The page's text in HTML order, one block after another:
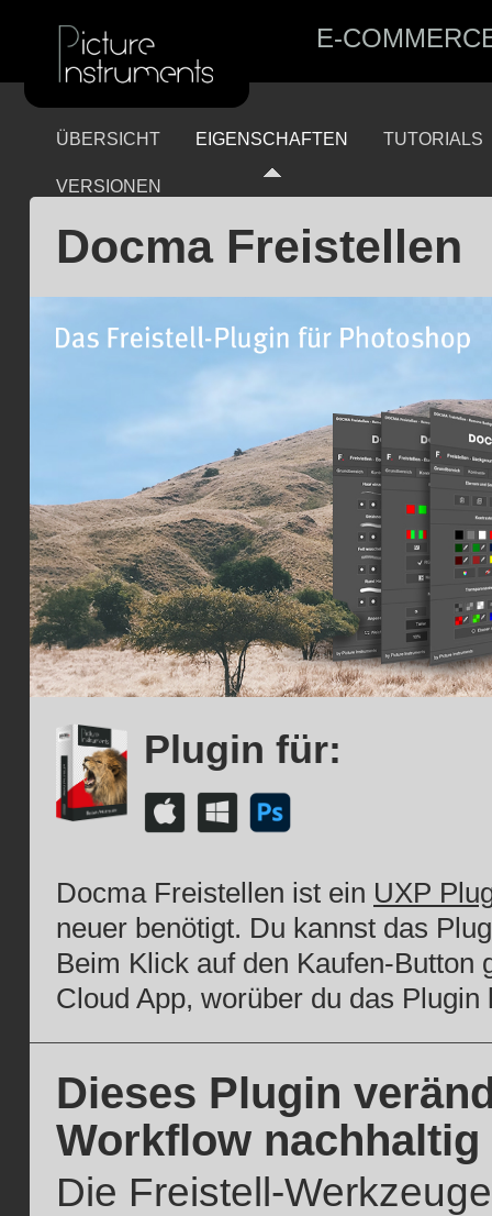
E-
ÜBERSICHT EIGENSCHAFTEN TUTORIALS
VERSIONEN
Docma Freistellen
Plugin für:
Docma Freistellen ist ein UXP
neuer benötigt. Du kannst das
Beim Klick auf den Kaufen-
Cloud App, worüber du das
Dieses Plugin
Workflow nachhaltig
Die Freistell-